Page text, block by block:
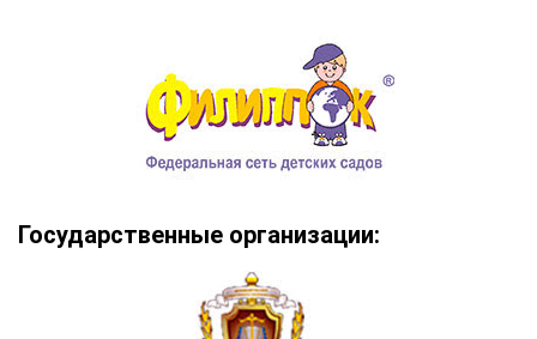
Государственные организации: